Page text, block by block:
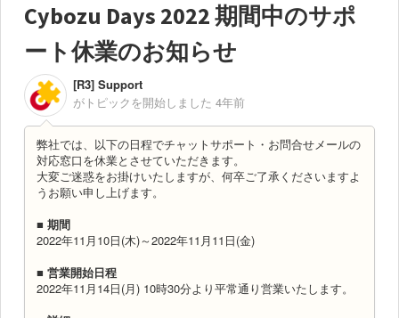
Cybozu Days 2022 期間中のサポ
ート休業のお知らせ
[R3] Support
がトピックを開始しました 4年前
弊社では、以下の日程でチャットサポート・お問合せメールの
対応窓口を休業とさせていただきます。
大変ご迷惑をお掛けいたしますが、何卒ご了承くださいますよ
うお願い申し上げます。
■ 期間
2022年11月10日(木)～2022年11月11日(金)
■ 営業開始日程
2022年11月14日(月) 10時30分より平常通り営業いたします。